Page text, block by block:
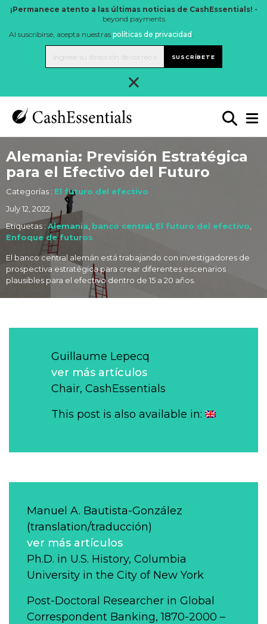
¡Permanece atento a las últimas noticias de CashEssentials! -
beyond payments
Al suscribirse, acepta nuestras políticas de privacidad .
SUSCRÍBETE
×
Alemania: Previsión Estratégica
para el Efectivo del Futuro
Categorías : El futuro del efectivo
July 12, 2022
Etiquetas : Alemania banco central El futuro del efectivo
Enfoque de futuros
El banco central alemán está trabajando con investigadores de
prospectiva estratégica para crear diferentes escenarios
plausibles para el efectivo dentro de 15 a 20 años.
Guillaume Lepecq
ver más artículos
Chair, CashEssentials
This post is also available in:
Manuel A. Bautista-González
(translation/traducción)
ver más artículos
Ph.D. in U.S. History, Columbia
University in the City of New York
Post-Doctoral Researcher in Global
Correspondent Banking, 1870-2000 –